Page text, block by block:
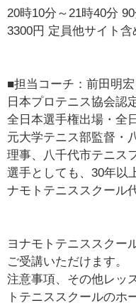
20時10分～21時40分
3300円 定員他サイト含
■担当コーチ：前田明宏
日本プロテニス協会認
全日本選手権出場・全
元大学テニス部監督・
理事、八千代市テニス
選手としても、30年以
ナモトテニススクール
ヨナモトテニススクー
ご受講いただけます。
注意事項、その他レッ
トテニススクールのホ